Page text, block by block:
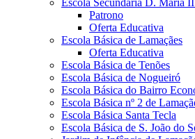
Escola Secundária D. Maria
Patrono
Oferta Educativa
Escola Básica de Lamaçães
Oferta Educativa
Escola Básica de Tenões
Escola Básica de Nogueiró
Escola Básica do Bairro
Escola Básica nº 2 de
Escola Básica Santa Tecla
Escola Básica de S. João do